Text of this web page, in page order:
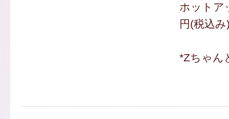
ホットア
円(税込み
*Zちゃん